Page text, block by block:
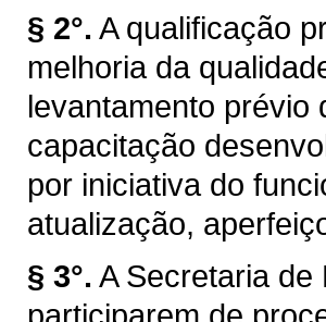
§ 2°. A qualificação
melhoria da
levantamento prévio
capacitação
por iniciativa do
atualização,
§ 3°. A Secretaria